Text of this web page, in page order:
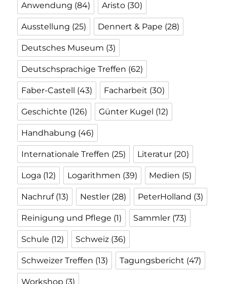
Anwendung (84) Aristo (30)
Ausstellung (25) Dennert & Pape (28)
Deutsches Museum (3)
Deutschsprachige Treffen (62)
Faber-Castell (43) Facharbeit (30)
Geschichte (126) Günter Kugel (12)
Handhabung (46)
Internationale Treffen (25) Literatur (20)
Loga (12) Logarithmen (39) Medien (5)
Nachruf(13) Nestler (28) PeterHolland (3)
Reinigung und Pflege (1) Sammler (73)
Schule (12) Schweiz (36)
Schweizer Treffen (13) Tagungsbericht (47)
Workshop (3)